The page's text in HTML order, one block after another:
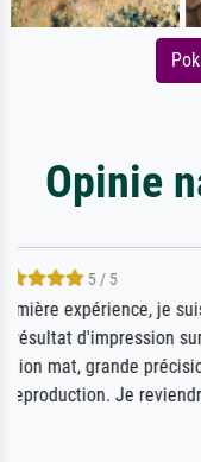
Opinie
ik beoordeel
Door de
scrollen is
stoppen